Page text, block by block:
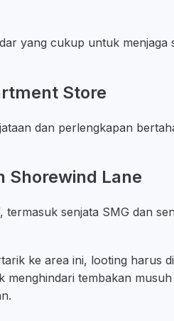
yang cukup untuk menjaga
Store
dan perlengkapan
Shorewind Lane
termasuk senjata SMG dan
ke area ini, looting harus
menghindari tembakan